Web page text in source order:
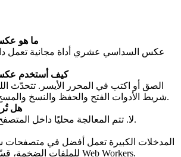
ما هو
عكس السداسي عشري أداة مجانية تعمل
كيف أستخدم
الصق أو اكتب في المحرر الأيسر. تتحدّث
شريط الأدوات الفتح والحفظ والنسخ والمسح ووضع ملء الشاشة.
هل
لا. تتم المعالجة محليًا داخل المتصفح (جانب العميل فقط).
المدخلات الكبيرة تعمل أفضل في متصفحات
للملفات الضخمة، قسّم الإدخال أو استخدم Web Workers.